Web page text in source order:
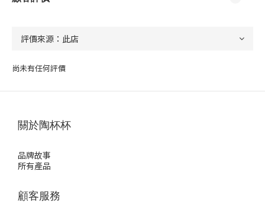
尚未有任何評價
關於陶杯杯
品牌故事
所有產品
顧客服務